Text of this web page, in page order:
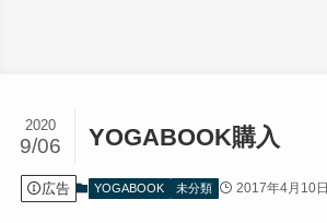
YOGABOOK購入
2020
9/06
広告 YOGABOOK 未分類 2017年4月10日